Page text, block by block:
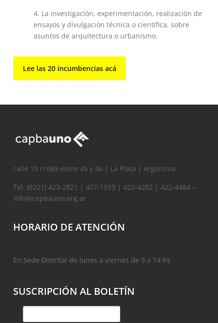
La investigación, experimentación, realización de
ensayos y divulgación técnica o científica, sobre
asuntos de arquitectura o urbanismo.
Lee las 20 incumbencias acá
calle 10 nº689 entre 45 y 46 | La Plata | Argentina
Tel. (0221) 423-2821 | 427-1533 | 423-4282 | 422-4484 –
info@capbauno.org.ar
HORARIO DE ATENCIÓN
En Sede Distrital de lunes a viernes de 9 a 14 hs
SUSCRIPCIÓN AL BOLETÍN